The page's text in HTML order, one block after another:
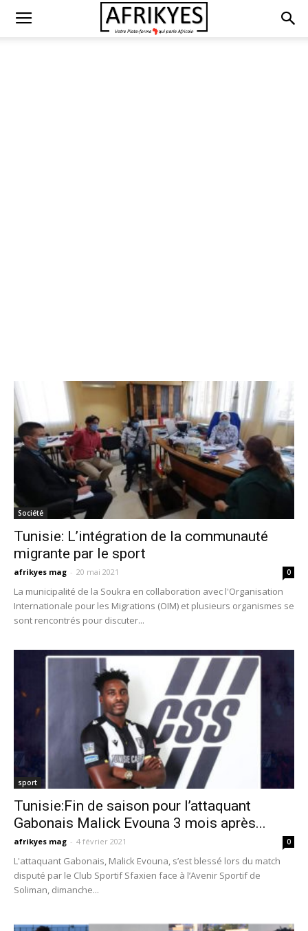
Société
Tunisie: L’intégration de la communauté
migrante par le sport
afrikyes mag - 20 mai 2021 0
La municipalité de la Soukra en collaboration avec l'Organisation
Internationale pour les Migrations (OIM) et plusieurs organismes se
sont rencontrés pour discuter...
sport
Tunisie:Fin de saison pour l’attaquant
Gabonais Malick Evouna 3 mois après...
afrikyes mag - 4 février 2021 0
L'attaquant Gabonais, Malick Evouna, s’est blessé lors du match
disputé par le Club Sportif Sfaxien face à l’Avenir Sportif de
Soliman, dimanche...